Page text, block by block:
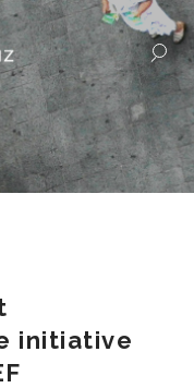
initiative